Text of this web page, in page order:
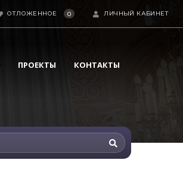
ОТЛОЖЕННОЕ 0 ЛИЧНЫЙ КАБИНЕТ
ПРОЕКТЫ КОНТАКТЫ